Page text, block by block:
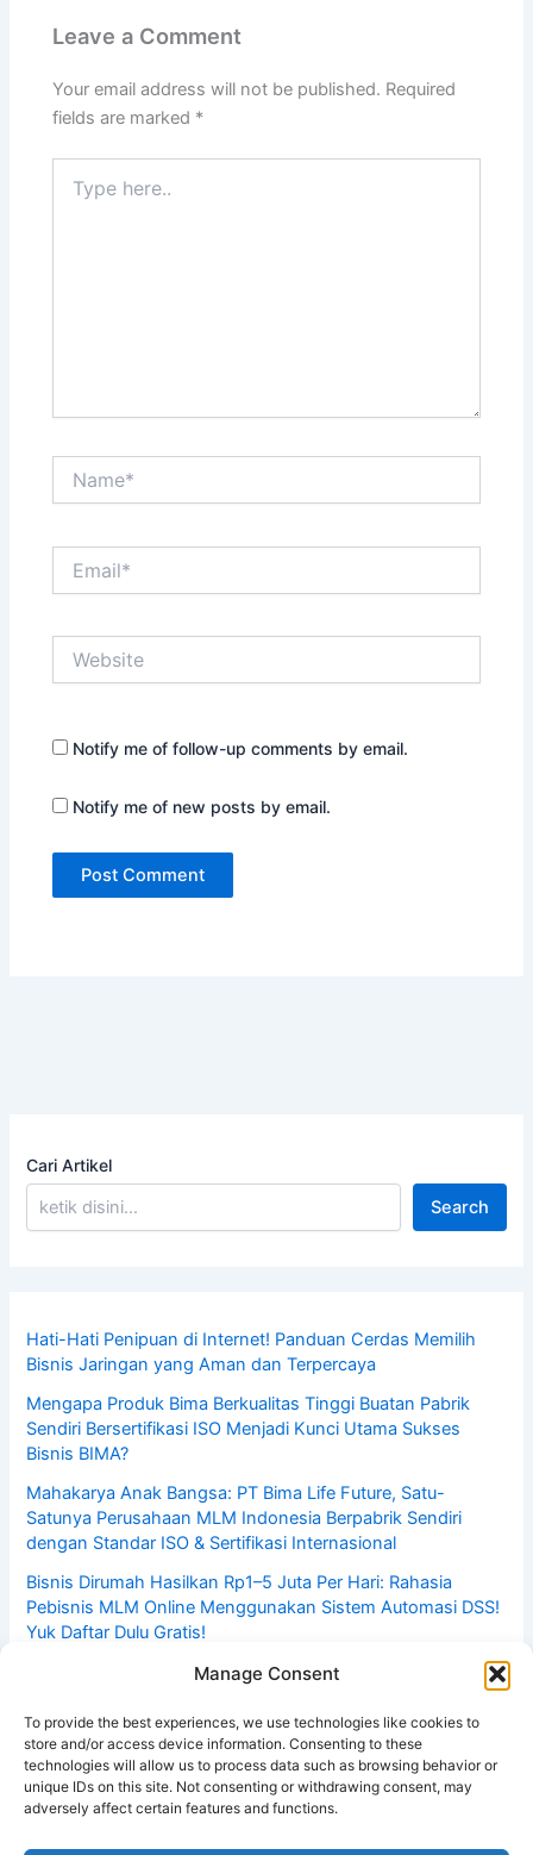
Manage Consent
To provide the best experiences, we use technologies like cookies to
store and/or access device information. Consenting to these
technologies will allow us to process data such as browsing behavior or
unique IDs on this site. Not consenting or withdrawing consent, may
adversely affect certain features and functions.
Leave a Comment
Your email address will not be published. Required
fields are marked *
here..
Notify me of follow-up comments by email.
Notify me of new posts by email.
Cari Artikel
Search
Hati-Hati Penipuan di Internet! Panduan Cerdas Memilih
Bisnis Jaringan yang Aman dan Terpercaya
Mengapa Produk Bima Berkualitas Tinggi Buatan Pabrik
Sendiri Bersertifikasi ISO Menjadi Kunci Utama Sukses
Bisnis BIMA?
Mahakarya Anak Bangsa: PT Bima Life Future, Satu-
Satunya Perusahaan MLM Indonesia Berpabrik Sendiri
dengan Standar ISO & Sertifikasi Internasional
Bisnis Dirumah Hasilkan Rp1–5 Juta Per Hari: Rahasia
Pebisnis MLM Online Menggunakan Sistem Automasi DSS!
Yuk Daftar Dulu Gratis!
Bongkar Rahasia Binary Level BIMA: Bonus Pasangan 1
Network Marketing Indonesia!